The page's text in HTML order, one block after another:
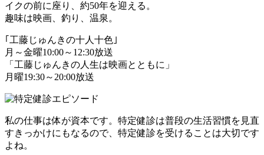
イクの前に座り、約50年を迎える。
趣味は映画、釣り、温泉。
｢工藤じゅんきの十人十色｣
月～金曜10:00～12:30放送
「工藤じゅんきの人生は映画とともに」
月曜19:30～20:00放送
私の仕事は体が資本です。特定健診は普段の生活習慣を見直
すきっかけにもなるので、特定健診を受けることは大切です
よね。